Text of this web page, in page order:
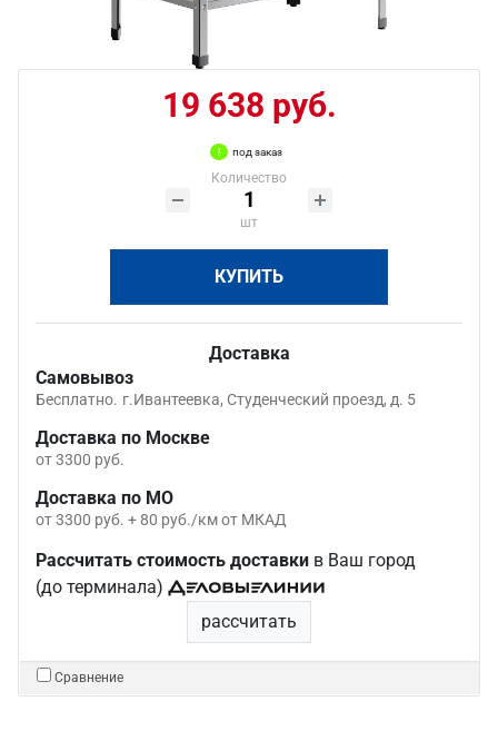
19 638 руб.
под заказ
Количество
шт
КУПИТЬ
Доставка
Самовывоз
Бесплатно. г.Ивантеевка, Студенческий проезд, д. 5
Доставка по Москве
от 3300 руб.
Доставка по МО
от 3300 руб. + 80 руб./км от МКАД
Рассчитать стоимость доставки в Ваш город
(до терминала)
рассчитать
Сравнение